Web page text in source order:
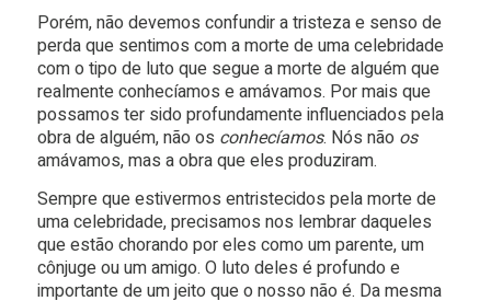
Porém, não devemos confundir a tristeza e senso de
perda que sentimos com a morte de uma celebridade
com o tipo de luto que segue a morte de alguém que
realmente conhecíamos e amávamos. Por mais que
possamos ter sido profundamente influenciados pela
obra de alguém, não os conhecíamos. Nós não os
amávamos, mas a obra que eles produziram.
Sempre que estivermos entristecidos pela morte de
uma celebridade, precisamos nos lembrar daqueles
que estão chorando por eles como um parente, um
cônjuge ou um amigo. O luto deles é profundo e
importante de um jeito que o nosso não é. Da mesma